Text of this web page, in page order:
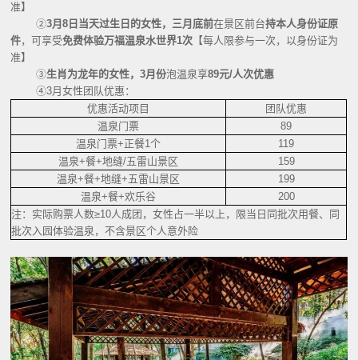
准】
②3月8日当天过生日的女性，三月底前在景区前台持本人身份证原
件，可享受免费体验万福温泉水世界1次 【每人限参与一次，以身份证为
准】
③生肖为龙年的女性，3月份泡温泉享89元/人次优惠
④3月女性团队优惠：
优惠活动项目
团队优惠
温泉门票
89
温泉门票+正餐1个
119
温泉+餐+地缝/五雷山景区
159
温泉+餐+地缝+五雷山景区
199
温泉+餐+欢乐谷
200
注：实际购票人数≥10人成团，女性占一半以上，限当日同批次用餐、同
批次入园体验温泉，不含景区个人意外险